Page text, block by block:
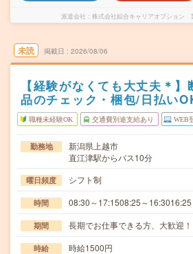
派遣会社 株式会社綜合キャリアオプション
未読 掲載日 2026/08/06
【経験がなくても大丈夫＊
品のチェック・梱包/日払い
職種未経験OK 交通費別途支給あり WEB
勤務地
新潟県上越市
直江津駅からバス10分
曜日頻度 シフト制
時間 08:30～17:1508:25～
期間 長期でお仕事できる方、大歓迎！
時給 時給1500円